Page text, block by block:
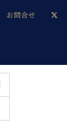
お問合せ